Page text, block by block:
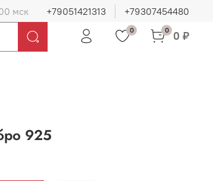
мск +79051421313 +79307454480
0 0 0 ₽
925